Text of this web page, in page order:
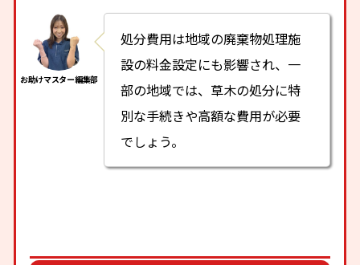
処分費用は地域の廃棄物処理施
設の料金設定にも影響され、一
部の地域では、草木の処分に特
別な手続きや高額な費用が必要
でしょう。